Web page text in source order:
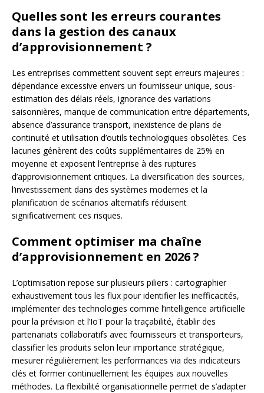
Quelles sont les erreurs courantes
dans la gestion des canaux
d’approvisionnement ?
Les entreprises commettent souvent sept erreurs majeures :
dépendance excessive envers un fournisseur unique, sous-
estimation des délais réels, ignorance des variations
saisonnières, manque de communication entre départements,
absence d’assurance transport, inexistence de plans de
continuité et utilisation d’outils technologiques obsolètes. Ces
lacunes génèrent des coûts supplémentaires de 25% en
moyenne et exposent l’entreprise à des ruptures
d’approvisionnement critiques. La diversification des sources,
l’investissement dans des systèmes modernes et la
planification de scénarios alternatifs réduisent
significativement ces risques.
Comment optimiser ma chaîne
d’approvisionnement en 2026 ?
L’optimisation repose sur plusieurs piliers : cartographier
exhaustivement tous les flux pour identifier les inefficacités,
implémenter des technologies comme l’intelligence artificielle
pour la prévision et l’IoT pour la traçabilité, établir des
partenariats collaboratifs avec fournisseurs et transporteurs,
classifier les produits selon leur importance stratégique,
mesurer régulièrement les performances via des indicateurs
clés et former continuellement les équipes aux nouvelles
méthodes. La flexibilité organisationnelle permet de s’adapter